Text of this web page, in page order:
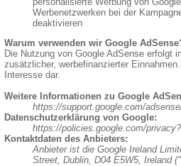
Werbenetzwerken bei der
deaktivieren
Warum verwenden wir Google
Die Nutzung von Google AdSense erfolgt
zusätzlicher, werbefinanzierter
Interesse dar.
Weitere Informationen zu Google
https://support.google.com/
Datenschutzerklärung von Google:
https://policies.google.com/
Kontaktdaten des Anbieters:
Anbieter ist die Google Ireland
Street, Dublin, D04 E5W5, Ireland